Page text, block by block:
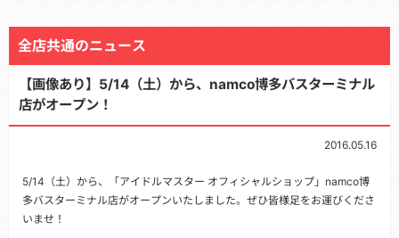
全店共通のニュース
【画像あり】5/14（土）から、namco博多バスターミナル
店がオープン！
2016.05.16
5/14（土）から、「アイドルマスター オフィシャルショップ」namco博
多バスターミナル店がオープンいたしました。ぜひ皆様足をお運びくださ
いませ！